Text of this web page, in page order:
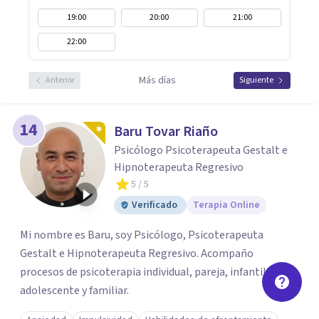
19:00 20:00
21:00
22:00
Anterior Más días Siguiente
14 Baru Tovar Riaño
Psicólogo Psicoterapeuta Gestalt e
Hipnoterapeuta Regresivo
5 / 5
Verificado
Terapia Online
Mi nombre es Baru, soy Psicólogo, Psicoterapeuta
Gestalt e Hipnoterapeuta Regresivo. Acompaño
procesos de psicoterapia individual, pareja, infantil,
adolescente y familiar.